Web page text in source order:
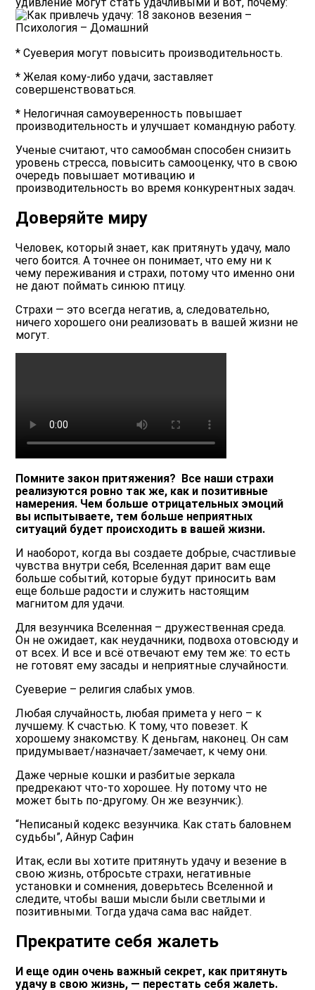
удивление могут стать удачливыми и вот, почему:
* Суеверия могут повысить производительность.
* Желая кому-либо удачи, заставляет
совершенствоваться.
* Нелогичная самоуверенность повышает
производительность и улучшает командную работу.
Ученые считают, что самообман способен снизить
уровень стресса, повысить самооценку, что в свою
очередь повышает мотивацию и
производительность во время конкурентных задач.
Доверяйте миру
Человек, который знает, как притянуть удачу, мало
чего боится. А точнее он понимает, что ему ни к
чему переживания и страхи, потому что именно они
не дают поймать синюю птицу.
Страхи — это всегда негатив, а, следовательно,
ничего хорошего они реализовать в вашей жизни не
могут.
Помните закон притяжения? Все наши страхи
реализуются ровно так же, как и позитивные
намерения. Чем больше отрицательных эмоций
вы испытываете, тем больше неприятных
ситуаций будет происходить в вашей жизни.
И наоборот, когда вы создаете добрые, счастливые
чувства внутри себя, Вселенная дарит вам еще
больше событий, которые будут приносить вам
еще больше радости и служить настоящим
магнитом для удачи.
Для везунчика Вселенная – дружественная среда.
Он не ожидает, как неудачники, подвоха отовсюду и
от всех. И все и всё отвечают ему тем же: то есть
не готовят ему засады и неприятные случайности.
Суеверие – религия слабых умов.
Любая случайность, любая примета у него – к
лучшему. К счастью. К тому, что повезет. К
хорошему знакомству. К деньгам, наконец. Он сам
придумывает/назначает/замечает, к чему они.
Даже черные кошки и разбитые зеркала
предрекают что-то хорошее. Ну потому что не
может быть по-другому. Он же везунчик:).
“Неписаный кодекс везунчика. Как стать баловнем
судьбы”, Айнур Сафин
Итак, если вы хотите притянуть удачу и везение в
свою жизнь, отбросьте страхи, негативные
установки и сомнения, доверьтесь Вселенной и
следите, чтобы ваши мысли были светлыми и
позитивными. Тогда удача сама вас найдет.
Прекратите себя жалеть
И еще один очень важный секрет, как притянуть
удачу в свою жизнь, — перестать себя жалеть.